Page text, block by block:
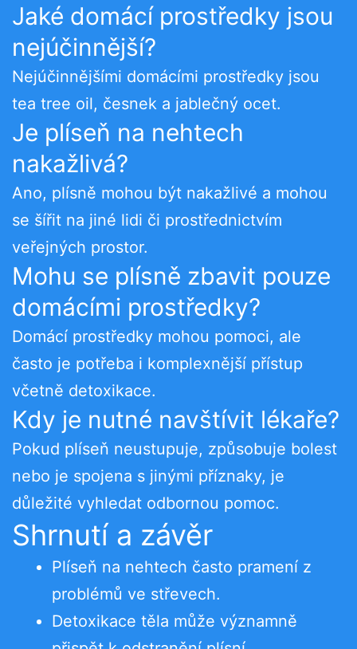
Jaké domácí prostředky jsou
nejúčinnější?
Nejúčinnějšími domácími prostředky jsou
tea tree oil, česnek a jablečný ocet.
Je plíseň na nehtech
nakažlivá?
Ano, plísně mohou být nakažlivé a mohou
se šířit na jiné lidi či prostřednictvím
veřejných prostor.
Mohu se plísně zbavit pouze
domácími prostředky?
Domácí prostředky mohou pomoci, ale
často je potřeba i komplexnější přístup
včetně detoxikace.
Kdy je nutné navštívit lékaře?
Pokud plíseň neustupuje, způsobuje bolest
nebo je spojena s jinými příznaky, je
důležité vyhledat odbornou pomoc.
Shrnutí a závěr
Plíseň na nehtech často pramení z
problémů ve střevech.
Detoxikace těla může významně